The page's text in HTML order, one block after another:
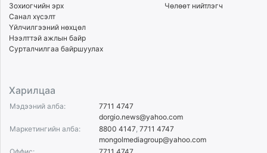
Зохиогчийн эрх
Санал хүсэлт
Үйлчилгээний нөхцөл
Нээлттэй ажлын байр
Сурталчилгаа байршуулах
Чөлөөт нийтлэгч
Харилцаа
Мэдээний алба:
7711 4747
dorgio.news@yahoo.com
Маркетингийн алба:
8800 4147 7711 4747
mongolmediagroup@yahoo.com